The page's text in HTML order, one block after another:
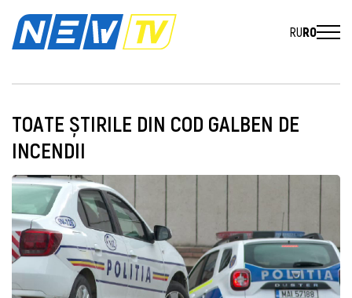
RURO
TOATE ȘTIRILE DIN COD GALBEN DE
INCENDII